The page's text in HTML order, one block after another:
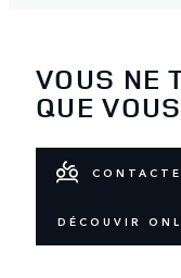
VOUS NE
QUE
DÉCOUVIR